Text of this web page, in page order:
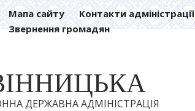
Мапа сайту
Контакти адміністрації
Звернення громадян
ДЕРЖАВНА АДМІНІСТРАЦІЯ